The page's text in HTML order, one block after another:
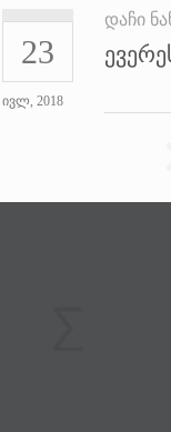
23
ივლ, 2018
დაჩი